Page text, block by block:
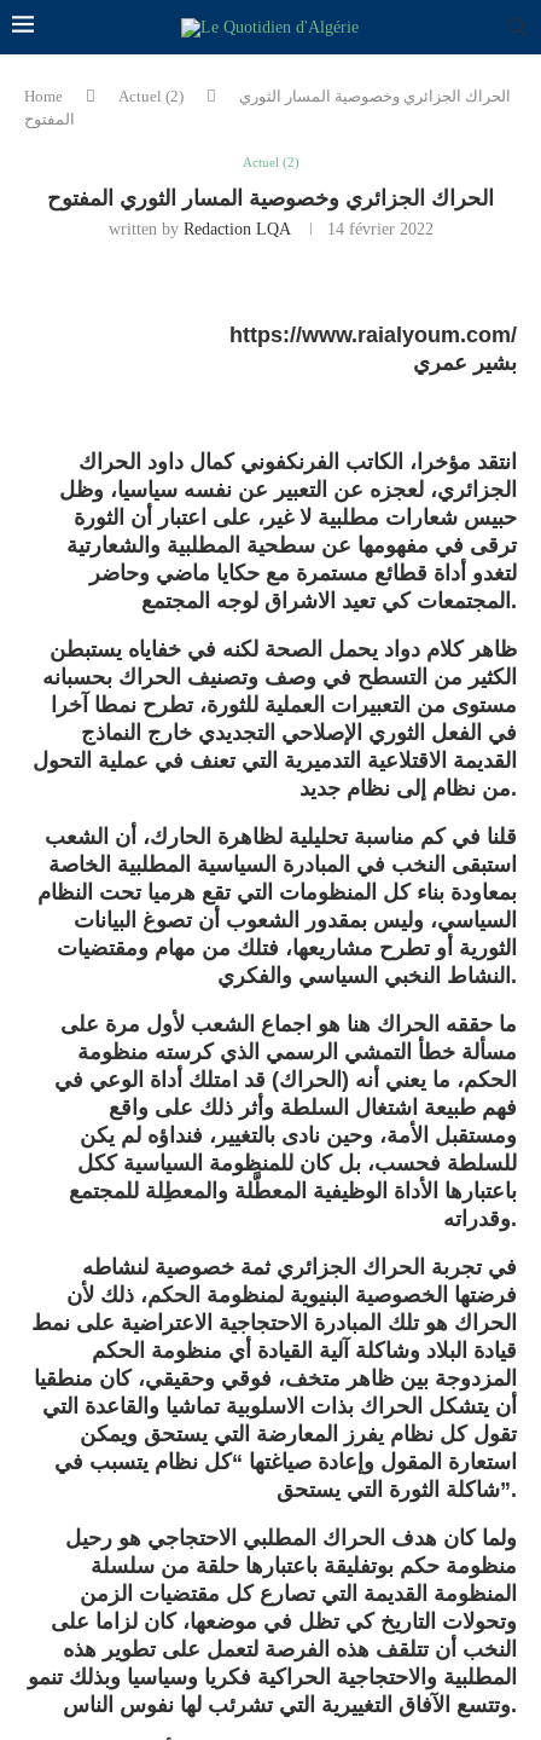
Home Actuel (2)
الحراك الجزائري وخصوصية المسار الثوري
المفتوح
Actuel (2)
الحراك الجزائري وخصوصية المسار الثوري المفتوح
written by Redaction LQA 14 février 2022
https://www.raialyoum.com/
بشير عمري
انتقد مؤخرا، الكاتب الفرنكفوني كمال داود الحراك
الجزائري، لعجزه عن التعبير عن نفسه سياسيا، وظل
حبيس شعارات مطلبية لا غير، على اعتبار أن الثورة
ترقى في مفهومها عن سطحية المطلبية والشعارتية
لتغدو أداة قطائع مستمرة مع حكايا ماضي وحاضر
المجتمعات كي تعيد الاشراق لوجه المجتمع.
ظاهر كلام دواد يحمل الصحة لكنه في خفاياه يستبطن
الكثير من التسطح في وصف وتصنيف الحراك بحسبانه
مستوى من التعبيرات العملية للثورة، تطرح نمطا آخرا
في الفعل الثوري الإصلاحي التجديدي خارج النماذج
القديمة الاقتلاعية التدميرية التي تعنف في عملية التحول
من نظام إلى نظام جديد.
قلنا في كم مناسبة تحليلية لظاهرة الحارك، أن الشعب
استبقى النخب في المبادرة السياسية المطلبية الخاصة
بمعاودة بناء كل المنظومات التي تقع هرميا تحت النظام
السياسي، وليس بمقدور الشعوب أن تصوغ البيانات
الثورية أو تطرح مشاريعها، فتلك من مهام ومقتضيات
النشاط النخبي السياسي والفكري.
ما حققه الحراك هنا هو اجماع الشعب لأول مرة على
مسألة خطأ التمشي الرسمي الذي كرسته منظومة
الحكم، ما يعني أنه (الحراك) قد امتلك أداة الوعي في
فهم طبيعة اشتغال السلطة وأثر ذلك على واقع
ومستقبل الأمة، وحين نادى بالتغيير، فنداؤه لم يكن
للسلطة فحسب، بل كان للمنظومة السياسية ككل
باعتبارها الأداة الوظيفية المعطَّلة والمعطِلة للمجتمع
وقدراته.
في تجربة الحراك الجزائري ثمة خصوصية لنشاطه
فرضتها الخصوصية البنيوية لمنظومة الحكم، ذلك لأن
الحراك هو تلك المبادرة الاحتجاجية الاعتراضية على نمط
قيادة البلاد وشاكلة آلية القيادة أي منظومة الحكم
المزدوجة بين ظاهر متخف، فوقي وحقيقي، كان منطقيا
أن يتشكل الحراك بذات الاسلوبية تماشيا والقاعدة التي
تقول كل نظام يفرز المعارضة التي يستحق ويمكن
استعارة المقول وإعادة صياغتها “كل نظام يتسبب في
شاكلة الثورة التي يستحق”.
ولما كان هدف الحراك المطلبي الاحتجاجي هو رحيل
منظومة حكم بوتفليقة باعتبارها حلقة من سلسلة
المنظومة القديمة التي تصارع كل مقتضيات الزمن
وتحولات التاريخ كي تظل في موضعها، كان لزاما على
النخب أن تتلقف هذه الفرصة لتعمل على تطوير هذه
المطلبية والاحتجاجية الحراكية فكريا وسياسيا وبذلك تنمو
وتتسع الآفاق التغييرية التي تشرئب لها نفوس الناس.